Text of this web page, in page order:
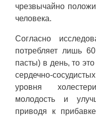
чрезвычайно
человека.
Согласно
потребляет лишь
пасты) в день, то
сердечно-
уровня
молодость и
приводя к